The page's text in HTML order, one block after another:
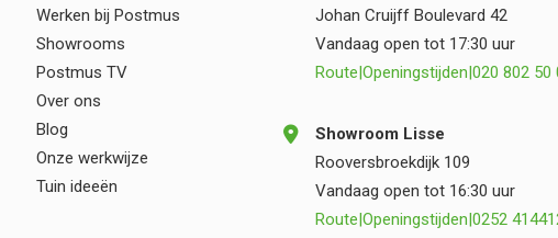
Werken bij Postmus
Showrooms
Postmus TV
Over ons
Blog
Onze werkwijze
Tuin ideeën
Johan Cruijff Boulevard 42
Vandaag open tot 17:30 uur
Route|Openingstijden|020 802 50
Showroom Lisse
Rooversbroekdijk 109
Vandaag open tot 16:30 uur
Route|Openingstijden|0252